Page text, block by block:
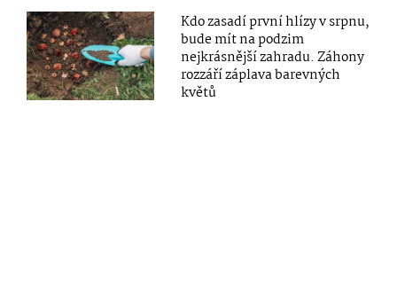
Kdo zasadí první hlízy v srpnu,
bude mít na podzim
nejkrásnější zahradu. Záhony
rozzáří záplava barevných
květů